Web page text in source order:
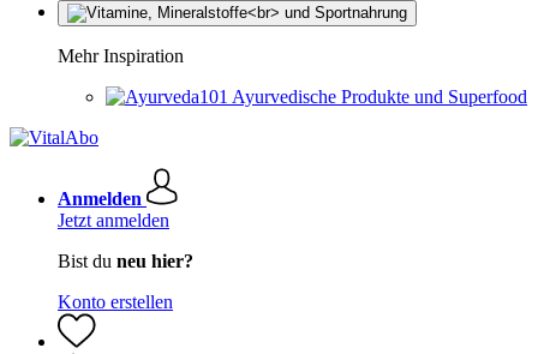
Mehr Inspiration
Ayurvedische Produkte und Superfood
Anmelden
Jetzt anmelden
Bist du neu hier?
Konto erstellen